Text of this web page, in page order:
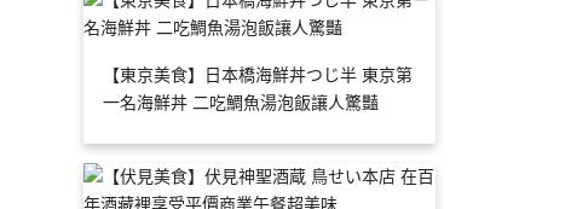
【東京美食】日本橋海鮮丼つじ半 東京第
一名海鮮丼 二吃鯛魚湯泡飯讓人驚豔